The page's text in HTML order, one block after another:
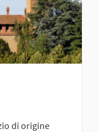
di origine